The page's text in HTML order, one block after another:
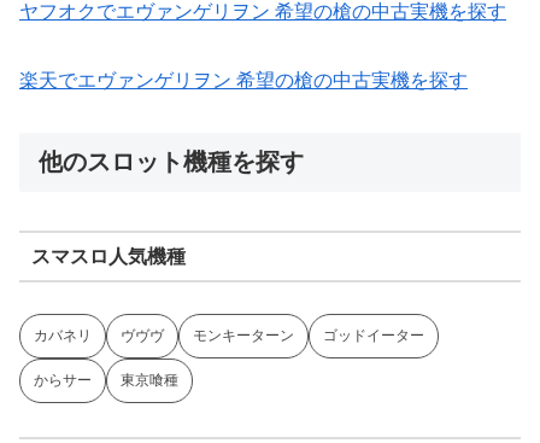
ヤフオクでエヴァンゲリヲン 希望の槍の中古実機を探す
楽天でエヴァンゲリヲン 希望の槍の中古実機を探す
他のスロット機種を探す
スマスロ人気機種
カバネリ ヴヴヴ モンキーターン ゴッドイーター
からサー 東京喰種